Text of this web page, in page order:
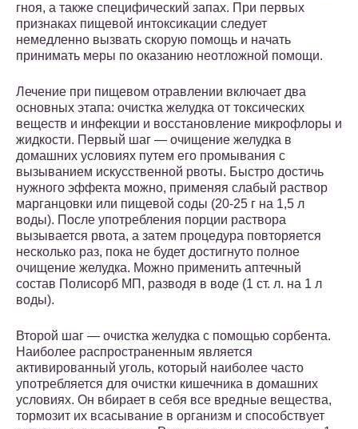
гноя, а также специфический запах. При первых
признаках пищевой интоксикации следует
немедленно вызвать скорую помощь и начать
принимать меры по оказанию неотложной помощи.
Лечение при пищевом отравлении включает два
основных этапа: очистка желудка от токсических
веществ и инфекции и восстановление микрофлоры и
жидкости. Первый шаг — очищение желудка в
домашних условиях путем его промывания с
вызыванием искусственной рвоты. Быстро достичь
нужного эффекта можно, применяя слабый раствор
марганцовки или пищевой соды (20-25 г на 1,5 л
воды). После употребления порции раствора
вызывается рвота, а затем процедура повторяется
несколько раз, пока не будет достигнуто полное
очищение желудка. Можно применить аптечный
состав Полисорб МП, разводя в воде (1 ст. л. на 1 л
воды).
Второй шаг — очистка желудка с помощью сорбента.
Наиболее распространенным является
активированный уголь, который наиболее часто
употребляется для очистки кишечника в домашних
условиях. Он вбирает в себя все вредные вещества,
тормозит их всасывание в организм и способствует